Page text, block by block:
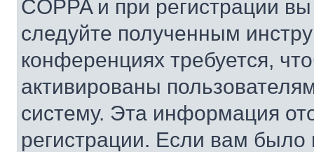
COPPA и при регистрации
следуйте полученным
конференциях требуется,
активированы
систему. Эта информация
регистрации. Если вам